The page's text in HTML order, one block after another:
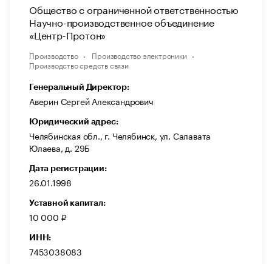
Общество с ограниченной ответственностью
Научно-производственное объединение
«Центр-Протон»
Производство
Производство электроники
Производство средств связи
Генеральный Директор:
Аверин Сергей Александрович
Юридический адрес:
Челябинская обл., г. Челябинск, ул. Салавата
Юлаева, д. 29Б
Дата регистрации:
26.01.1998
Уставной капитал:
10 000 ₽
ИНН:
7453038083